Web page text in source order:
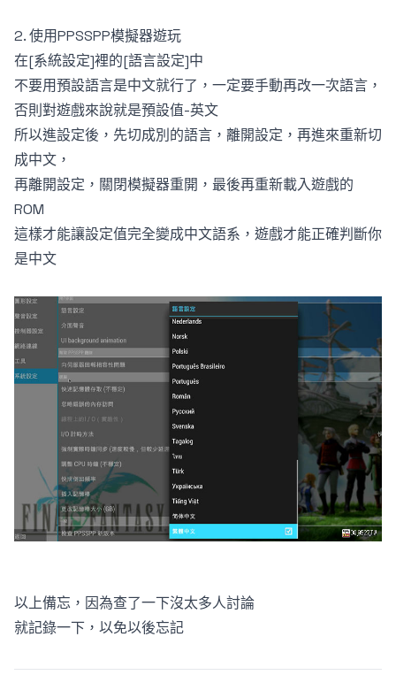
2. 使用PPSSPP模擬器遊玩
在[系統設定]裡的[語言設定]中
不要用預設語言是中文就行了，一定要手動再改一次語言，
否則對遊戲來說就是預設值-英文
所以進設定後，先切成別的語言，離開設定，再進來重新切
成中文，
再離開設定，關閉模擬器重開，最後再重新載入遊戲的
ROM
這樣才能讓設定值完全變成中文語系，遊戲才能正確判斷你
是中文
以上備忘，因為查了一下沒太多人討論
就記錄一下，以免以後忘記